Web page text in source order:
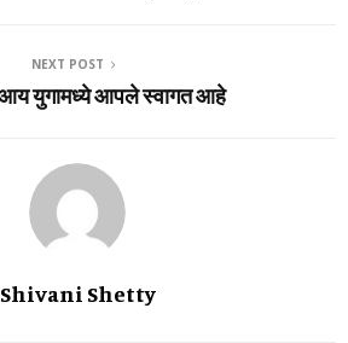
NEXT POST
युगामध्‍ये आपले स्‍वागत आहे
Shivani Shetty